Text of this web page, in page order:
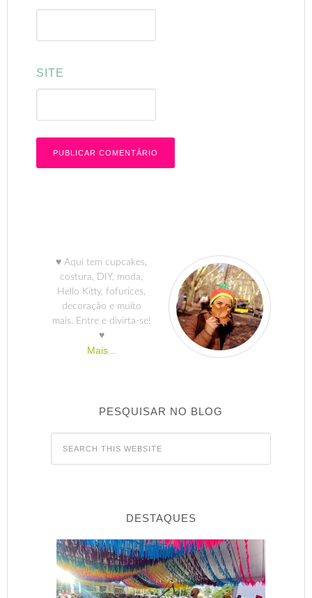
SITE
♥ Aqui tem cupcakes,
costura, DIY, moda,
Hello Kitty, fofurices,
decoração e muito
mais. Entre e divirta-se!
♥
Mais...
PESQUISAR NO BLOG
DESTAQUES